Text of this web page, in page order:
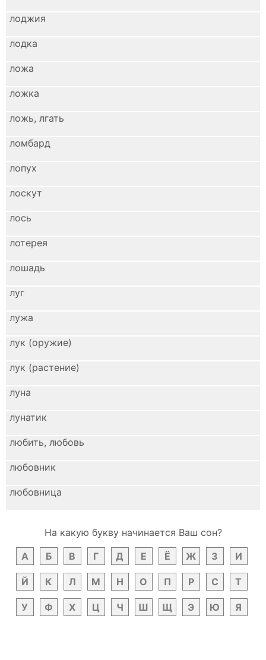
лоджия
лодка
ложа
ложка
ложь, лгать
ломбард
лопух
лоскут
лось
лотерея
лошадь
луг
лужа
лук (оружие)
лук (растение)
луна
лунатик
любить, любовь
любовник
любовница
На какую букву начинается Ваш сон?
А
Б В Г Д Е Ё Ж З И
Й К Л М Н О П Р С Т
У Ф Х Ц Ч Ш Щ Э Ю Я